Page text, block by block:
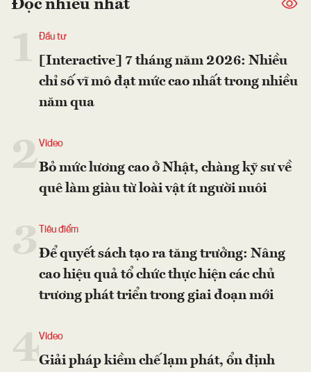
Đọc nhiều nhất
Đầu tư
[Interactive] 7 tháng năm 2026: Nhiều
chỉ số vĩ mô đạt mức cao nhất trong nhiều
năm qua
2Video
Bỏ mức lương cao ở Nhật, chàng kỹ sư về
quê làm giàu từ loài vật ít người nuôi
Tiêu điểm
Để quyết sách tạo ra tăng trưởng: Nâng
cao hiệu quả tổ chức thực hiện các chủ
trương phát triển trong giai đoạn mới
4Video
Giải pháp kiềm chế lạm phát, ổn định